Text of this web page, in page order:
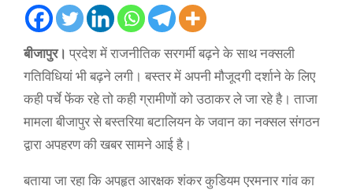
बीजापुर। प्रदेश में राजनीतिक सरगर्मी बढ़ने के साथ नक्सली
गतिविधियां भी बढ़ने लगी। बस्तर में अपनी मौजूदगी दर्शाने के लिए
कही पर्चे फेंक रहे तो कही ग्रामीणों को उठाकर ले जा रहे है। ताजा
मामला बीजापुर से बस्तरिया बटालियन के जवान का नक्सल संगठन
द्वारा अपहरण की खबर सामने आई है।
बताया जा रहा कि अपहृत आरक्षक शंकर कुडियम एरमनार गांव का